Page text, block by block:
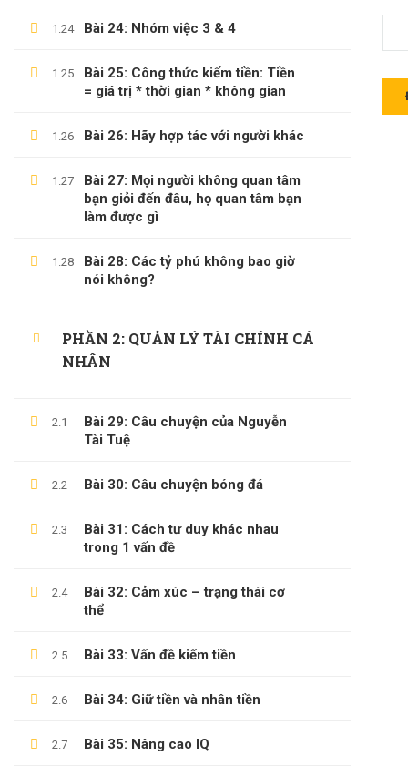
1.24 Bài 24: Nhóm việc 3 & 4
1.25
Bài 25: Công thức kiếm tiền: Tiền
= giá trị * thời gian * không gian
1.26 Bài 26: Hãy hợp tác với người khác
1.27
Bài 27: Mọi người không quan tâm
bạn giỏi đến đâu, họ quan tâm bạn
làm được gì
1.28
Bài 28: Các tỷ phú không bao giờ
nói không?
PHẦN 2: QUẢN LÝ TÀI CHÍNH CÁ
NHÂN
2.1
Bài 29: Câu chuyện của Nguyễn
Tài Tuệ
2.2 Bài 30: Câu chuyện bóng đá
2.3
Bài 31: Cách tư duy khác nhau
trong 1 vấn đề
2.4
Bài 32: Cảm xúc – trạng thái cơ
thể
2.5 Bài 33: Vấn đề kiếm tiền
2.6 Bài 34: Giữ tiền và nhân tiền
2.7 Bài 35: Nâng cao IQ
LÊ TRỌNG DUY
Giới Thiệu Về Website Học Online
Hợp Tác Giảng Dạy
THÔNG TIN HỖ TRỢ
Câu Hỏi Thường Gặp
Đăng Ký Affiliate
CÁC CHỦ ĐỀ
Blog